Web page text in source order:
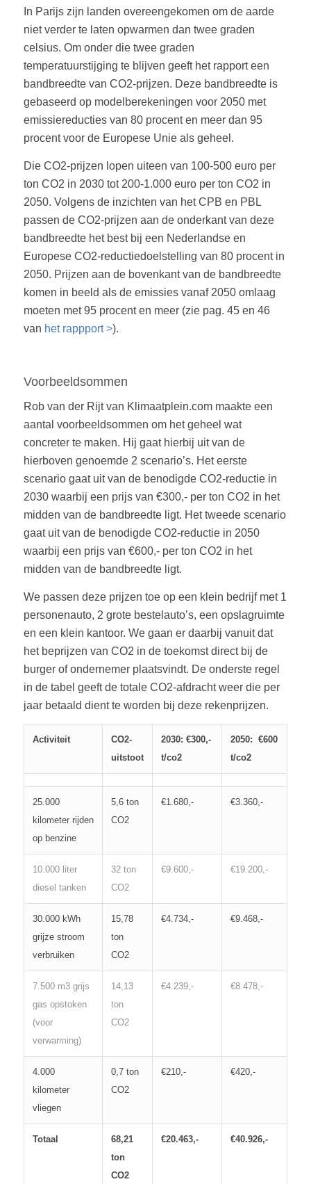
In Parijs zijn landen overeengekomen om de aarde
niet verder te laten opwarmen dan twee graden
celsius. Om onder die twee graden
temperatuurstijging te blijven geeft het rapport een
bandbreedte van CO2-prijzen. Deze bandbreedte is
gebaseerd op modelberekeningen voor 2050 met
emissiereducties van 80 procent en meer dan 95
procent voor de Europese Unie als geheel.
Die CO2-prijzen lopen uiteen van 100-500 euro per
ton CO2 in 2030 tot 200-1.000 euro per ton CO2 in
2050. Volgens de inzichten van het CPB en PBL
passen de CO2-prijzen aan de onderkant van deze
bandbreedte het best bij een Nederlandse en
Europese CO2-reductiedoelstelling van 80 procent in
2050. Prijzen aan de bovenkant van de bandbreedte
komen in beeld als de emissies vanaf 2050 omlaag
moeten met 95 procent en meer (zie pag. 45 en 46
van het rappport >).
Voorbeeldsommen
Rob van der Rijt van Klimaatplein.com maakte een
aantal voorbeeldsommen om het geheel wat
concreter te maken. Hij gaat hierbij uit van de
hierboven genoemde 2 scenario’s. Het eerste
scenario gaat uit van de benodigde CO2-reductie in
2030 waarbij een prijs van €300,- per ton CO2 in het
midden van de bandbreedte ligt. Het tweede scenario
gaat uit van de benodigde CO2-reductie in 2050
waarbij een prijs van €600,- per ton CO2 in het
midden van de bandbreedte ligt.
We passen deze prijzen toe op een klein bedrijf met 1
personenauto, 2 grote bestelauto’s, een opslagruimte
en een klein kantoor. We gaan er daarbij vanuit dat
het beprijzen van CO2 in de toekomst direct bij de
burger of ondernemer plaatsvindt. De onderste regel
in de tabel geeft de totale CO2-afdracht weer die per
jaar betaald dient te worden bij deze rekenprijzen.
Activiteit
CO2-
uitstoot
2030: €300,-
t/co2
2050: €600
t/co2
25.000
kilometer rijden
op benzine
5,6 ton
CO2
€1.680,- €3.360,-
10.000 liter
diesel tanken
32 ton
CO2
€9.600,- €19.200,-
30.000 kWh
grijze stroom
verbruiken
15,78
ton
CO2
€4.734,- €9.468,-
7.500 m3 grijs
gas opstoken
(voor
verwarming)
14,13
ton
CO2
€4.239,- €8.478,-
4.000
kilometer
vliegen
0,7 ton
CO2
€210,- €420,-
Totaal
68,21
ton
CO2
€20.463,- €40.926,-